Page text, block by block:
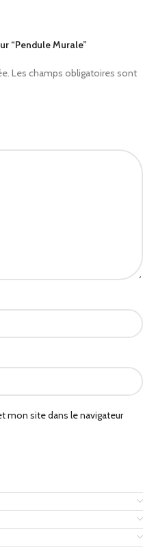
“Pendule Murale”
Les champs obligatoires sont
mon site dans le navigateur